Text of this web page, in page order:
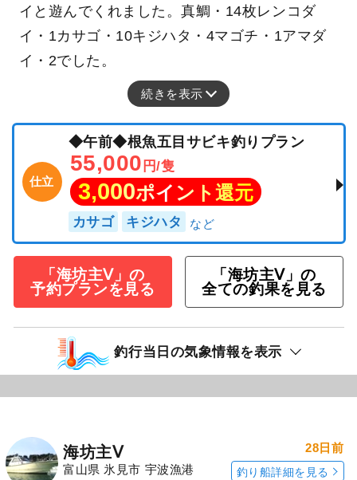
イと遊んでくれました。真鯛・14枚レンコダ
イ・1カサゴ・10キジハタ・4マゴチ・1アマダ
イ・2でした。
続きを表示
仕立
◆午前◆根魚五目サビキ釣りプラン
55,000 円/隻
3,000ポイント還元
カサゴ キジハタ
「海坊主Ⅴ」の
予約プランを見る
「海坊主Ⅴ」の
全ての釣果を見る
釣行当日の気象情報を表示
海坊主Ⅴ
富山県 氷見市 宇波漁港
28日前
釣り船詳細を見る